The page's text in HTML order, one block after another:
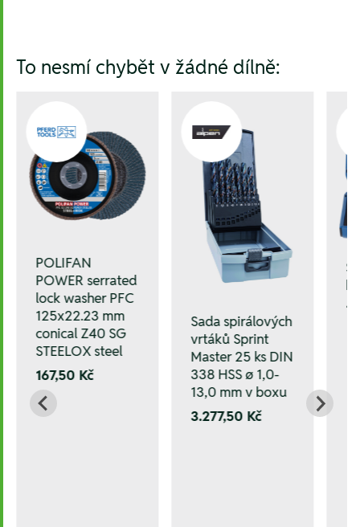
To nesmí chybět v žádné dílně:
POLIFAN
POWER serrated
lock washer PFC
125x22.23 mm
conical Z40 SG
STEELOX steel
167,50 Kč
Sada spirálových
vrtáků Sprint
Master 25 ks DIN
338 HSS ø 1,0-
13,0 mm v boxu
3.277,50 Kč